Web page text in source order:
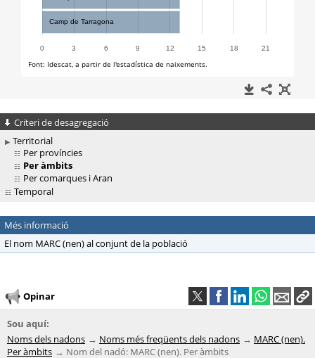
Criteri de desagregació
Territorial
Per províncies
Per àmbits
Per comarques i Aran
Temporal
Més informació
El nom MARC (nen) al conjunt de la població
Opinar
Sou aquí:
Noms dels nadons
Noms més freqüents dels nadons
MARC (nen).
Per àmbits
Nom del nadó: MARC (nen). Per àmbits